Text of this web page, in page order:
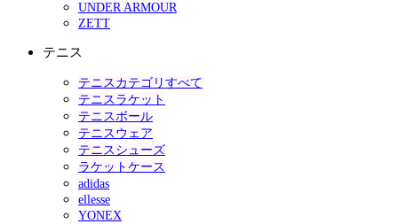
UNDER ARMOUR
ZETT
テニス
テニスカテゴリすべて
テニスラケット
テニスボール
テニスウェア
テニスシューズ
ラケットケース
adidas
ellesse
YONEX